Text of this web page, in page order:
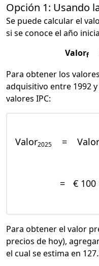
Opción 1: Usando
Se puede calcular el
si se conoce el año
Valorf
Para obtener los
adquisitivo entre 1992
valores IPC:
Valor2025 = Valor
= € 100
Para obtener el valor
precios de hoy),
el cual se estima en